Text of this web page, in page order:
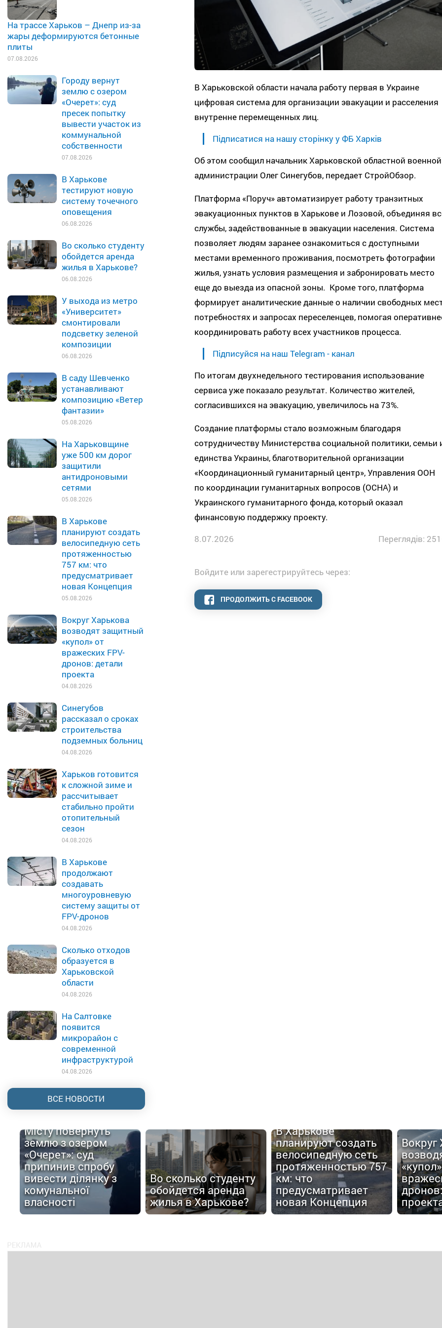
На трассе Харьков – Днепр из-за
жары деформируются бетонные
плиты
07.08.2026
Городу вернут
землю с озером
«Очерет»: суд
пресек попытку
вывести участок из
коммунальной
собственности
07.08.2026
В Харькове
тестируют новую
систему точечного
оповещения
06.08.2026
Во сколько студенту
обойдется аренда
жилья в Харькове?
06.08.2026
У выхода из метро
«Университет»
смонтировали
подсветку зеленой
композиции
06.08.2026
В саду Шевченко
устанавливают
композицию «Ветер
фантазии»
05.08.2026
На Харьковщине
уже 500 км дорог
защитили
антидроновыми
сетями
05.08.2026
В Харькове
планируют создать
велосипедную сеть
протяженностью
757 км: что
предусматривает
новая Концепция
05.08.2026
Вокруг Харькова
возводят защитный
«купол» от
вражеских FPV-
дронов: детали
проекта
04.08.2026
Синегубов
рассказал о сроках
строительства
подземных больниц
04.08.2026
Харьков готовится
к сложной зиме и
рассчитывает
стабильно пройти
отопительный
сезон
04.08.2026
В Харькове
продолжают
создавать
многоуровневую
систему защиты от
FPV-дронов
04.08.2026
Сколько отходов
образуется в
Харьковской
области
04.08.2026
На Салтовке
появится
микрорайон с
современной
инфраструктурой
04.08.2026
ВСЕ НОВОСТИ
В Харьковской области начала работу первая в Украине
цифровая система для организации эвакуации и расселения
внутренне перемещенных лиц.
Підписатися на нашу сторінку у ФБ Харків
Об этом сообщил начальник Харьковской областной военной
администрации Олег Синегубов, передает СтройОбзор.
Платформа «Поруч» автоматизирует работу транзитных
эвакуационных пунктов в Харькове и Лозовой, объединяя
службы, задействованные в эвакуации населения. Система
позволяет людям заранее ознакомиться с доступными
местами временного проживания, посмотреть фотографии
жилья, узнать условия размещения и забронировать место
еще до выезда из опасной зоны. Кроме того, платформа
формирует аналитические данные о наличии свободных
потребностях и запросах переселенцев, помогая
координировать работу всех участников процесса.
Підписуйся на наш Telegram - канал
По итогам двухнедельного тестирования использование
сервиса уже показало результат. Количество жителей,
согласившихся на эвакуацию, увеличилось на 73%.
Создание платформы стало возможным благодаря
сотрудничеству Министерства социальной политики, семьи
единства Украины, благотворительной организации
«Координационный гуманитарный центр», Управления ООН
по координации гуманитарных вопросов (OCHA) и
Украинского гуманитарного фонда, который оказал
финансовую поддержку проекту.
8.07.2026
Переглядів:
Войдите или зарегестрируйтесь через:
ПРОДОЛЖИТЬ С FACEBOOK
Місту повернуть
землю з озером
«Очерет»: суд
припинив спробу
вивести ділянку з
комунальної
власності
Во сколько студенту
обойдется аренда
жилья в Харькове?
В Харькове
планируют создать
велосипедную сеть
протяженностью 757
км: что
предусматривает
новая Концепция
Вокруг